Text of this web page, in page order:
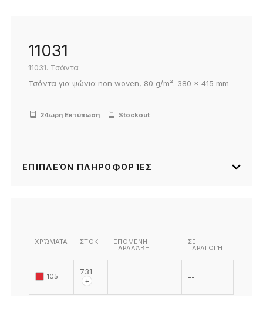
11031
11031. Τσάντα
Τσάντα για ψώνια non woven, 80 g/m². 380 x 415 mm
24ωρη Εκτύπωση Stockout
ΕΠΙΠΛΕΌΝ ΠΛΗΡΟΦΟΡΊΕΣ
ΧΡΏΜΑΤΑ ΣΤΌΚ ΕΠΌΜΕΝΗ
ΠΑΡΑΛΆΒΗ
ΣΕ
ΠΑΡΑΓΩΓΉ
105
731
+
--